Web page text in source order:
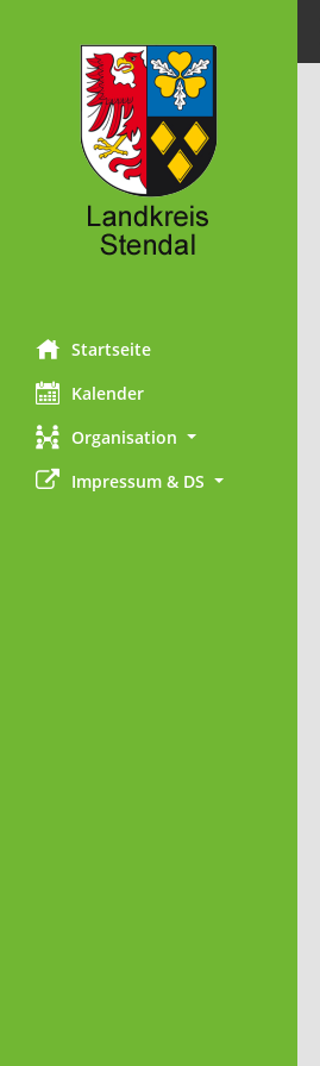
Startseite
Kalender
Organisation
Impressum & DS